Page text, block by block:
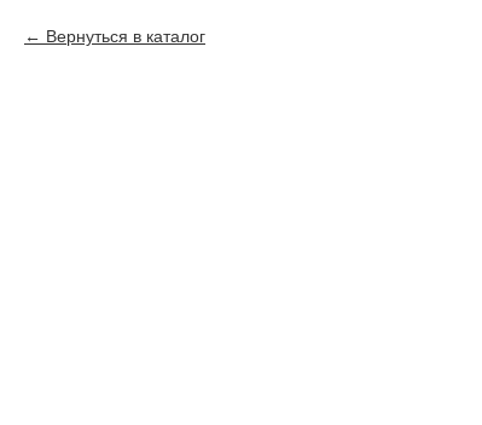
Вернуться в каталог